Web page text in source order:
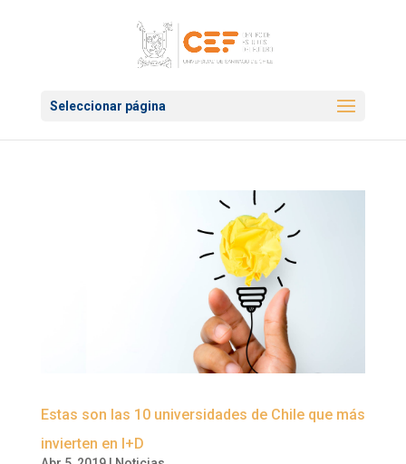
Seleccionar página
Estas son las 10 universidades de Chile que más
invierten en I+D